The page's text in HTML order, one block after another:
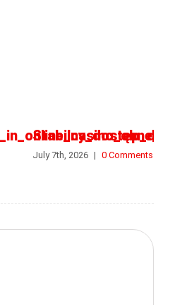
July 7th, 2026 | 0 Comments